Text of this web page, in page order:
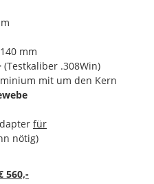
mm
(Testkaliber .308Win)
mit um den Kern
für
nötig)
560,-